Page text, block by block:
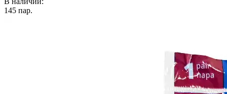
145 пар.